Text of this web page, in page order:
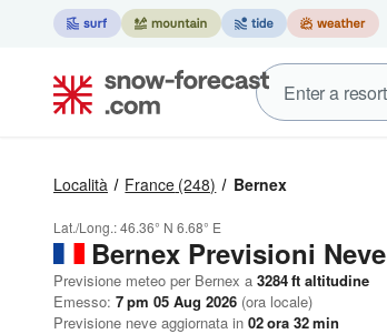
Località France (248) Bernex
Lat./Long.:46.36° N 6.68° E
Bernex Previsioni Neve
Previsione meteo per Bernex a 3284ft altitudine
Emesso: 7 pm 05 Aug 2026 (ora locale)
Previsione neve aggiornata in 02ora 32min